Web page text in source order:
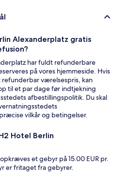
Alexanderplatz gratis
har fuldt refunderbare
på vores hjemmeside. Hvis
værelsespris, kan
til et par dage før indtjekning
afbestillingspolitik. Du skal
vilkår og betingelser.
Hotel Berlin
et gebyr på 15.00 EUR pr.
er fritaget fra gebyrer.